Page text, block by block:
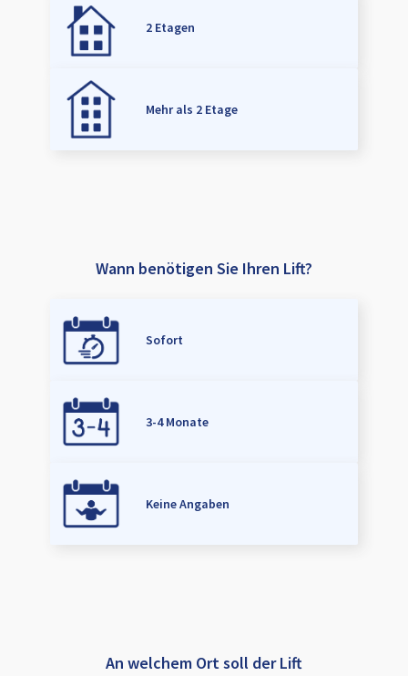
2 Etagen
Mehr als 2 Etage
Wann benötigen Sie Ihren Lift?
Sofort
3-4 Monate
Keine Angaben
An welchem Ort soll der Lift